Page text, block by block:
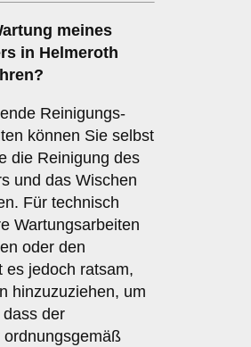
meines
in Helmeroth
Reinigungs-
können Sie selbst
die Reinigung des
und das Wischen
Für technisch
Wartungsarbeiten
oder den
es jedoch ratsam,
hinzuzuziehen, um
der